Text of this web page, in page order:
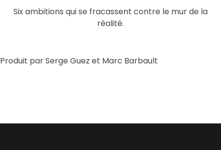
Six ambitions qui se fracassent contre le mur de la
réalité.
Produit par Serge Guez et Marc Barbault